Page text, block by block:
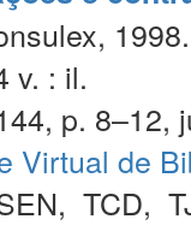
1998.
v. : il.
p. 8–12,
Virtual de
, TCD,